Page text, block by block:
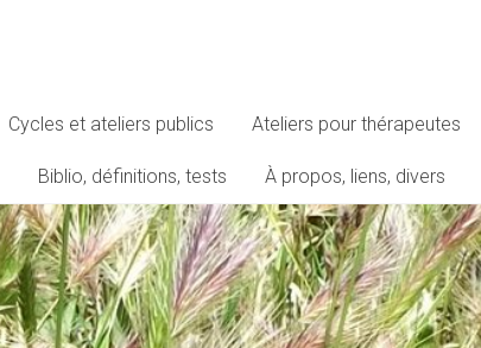
Cycles et ateliers publics Ateliers pour thérapeutes
Biblio, définitions, tests À propos, liens, divers